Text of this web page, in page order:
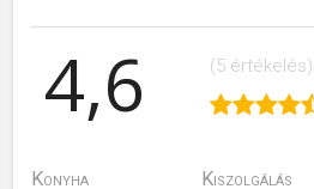
4,6 (5 értékelés)
Konyha Kiszolgálás